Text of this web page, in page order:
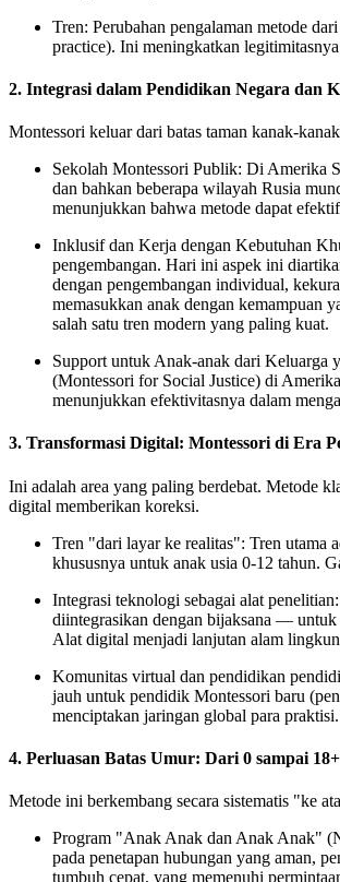
Tren: Perubahan pengalaman metode
practice). Ini meningkatkan
2. Integrasi dalam Pendidikan Negara dan
Montessori keluar dari batas taman kanak-
Sekolah Montessori Publik: Di Amerika
dan bahkan beberapa wilayah Rusia
menunjukkan bahwa metode dapat
Inklusif dan Kerja dengan Kebutuhan
pengembangan. Hari ini aspek ini
dengan pengembangan individual,
memasukkan anak dengan kemampuan
salah satu tren modern yang paling kuat.
Support untuk Anak-anak dari Keluarga
(Montessori for Social Justice) di
menunjukkan efektivitasnya dalam
3. Transformasi Digital: Montessori di Era
Ini adalah area yang paling berdebat. Metode
digital memberikan koreksi.
Tren "dari layar ke realitas": Tren utama
khususnya untuk anak usia 0-12 tahun.
Integrasi teknologi sebagai alat penelitian:
diintegrasikan dengan bijaksana —
Alat digital menjadi lanjutan alam
Komunitas virtual dan pendidikan
jauh untuk pendidik Montessori baru
menciptakan jaringan global para praktisi.
4. Perluasan Batas Umur: Dari 0 sampai
Metode ini berkembang secara sistematis "ke
Program "Anak Anak dan Anak Anak"
pada penetapan hubungan yang aman,
tumbuh cepat, yang memenuhi